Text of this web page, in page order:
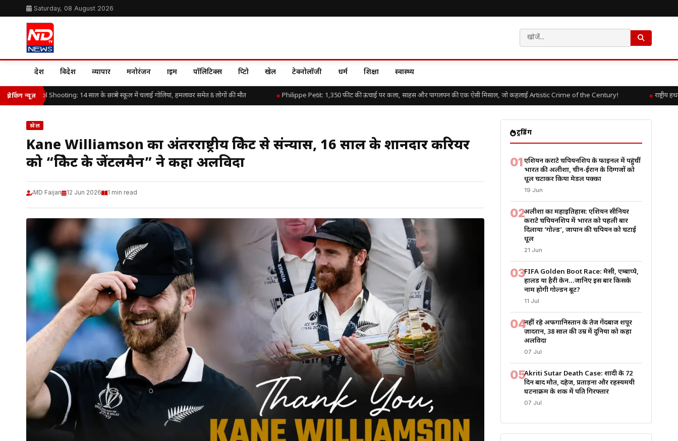
Saturday, 08 August 2026
देश विदेश व्यापार मनोरंजन क्राइम पॉलिटिक्स क्रिप्टो खेल टेक्नोलॉजी धर्म शिक्षा स्वास्थ्य
ब्रेकिंग न्यूज़
School Shooting: 14 साल के छात्र ने स्कूल में चलाई गोलियां, हमलावर समेत 8 लोगों की मौत Philippe Petit: 1,350 फीट की ऊंचाई पर कला, साहस और पागलपन की एक ऐसी मिसाल, जो कहलाई Artistic Crime of the Century! राष्ट्रीय
खेल
Kane Williamson का अंतरराष्ट्रीय क्रिकेट से संन्यास, 16 साल के शानदार करियर
को “क्रिकेट के जेंटलमैन” ने कहा अलविदा
MD Faijan 12 Jun 2026 1 min read
ट्रेंडिंग
01एशियन कराटे चैंपियनशिप के फाइनल में पहुंचीं
भारत की अलीशा, चीन-ईरान के दिग्गजों को
धूल चटाकर किया मेडल पक्का
19 Jun
02अलीशा का महाइतिहास: एशियन सीनियर
कराटे चैंपियनशिप में भारत को पहली बार
दिलाया ‘गोल्ड’, जापान की चैंपियन को चटाई
धूल
21 Jun
03FIFA Golden Boot Race: मेसी, एम्बाप्पे,
हालैंड या हैरी केन…जानिए इस बार किसके
नाम होगी गोल्डन बूट?
11 Jul
04नहीं रहे अफगानिस्तान के तेज गेंदबाज शपूर
ज़ादरान, 38 साल की उम्र में दुनिया को कहा
अलविदा
07 Jul
05Akriti Sutar Death Case: शादी के 72
दिन बाद मौत, दहेज, प्रताड़ना और रहस्यमयी
घटनाक्रम के शक में पति गिरफ्तार
07 Jul